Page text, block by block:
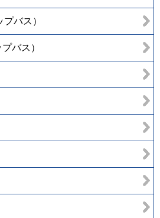
バス）
バス）